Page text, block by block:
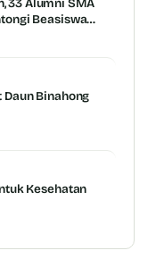
33 Alumni SMA
Beasiswa
Binahong
Kesehatan